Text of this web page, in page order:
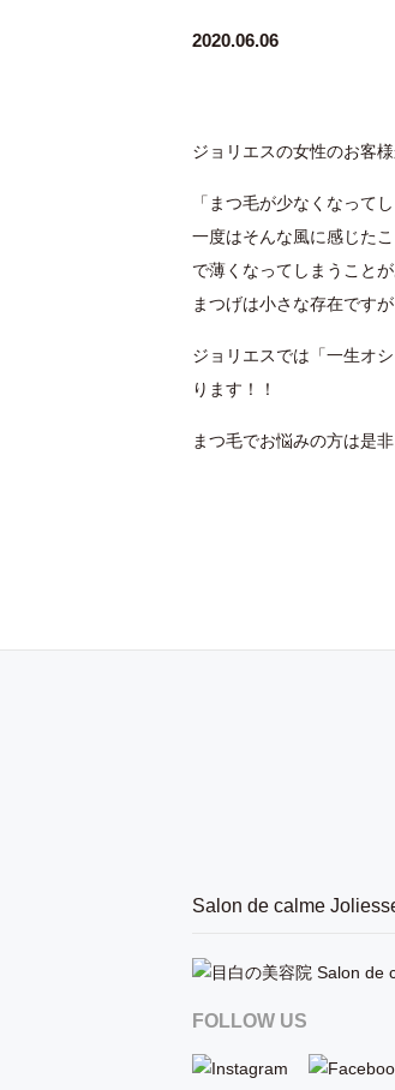
2020.06.06
ジョリエスの女性のお客
「まつ毛が少なくなって
一度はそんな風に感じた
で薄くなってしまうことが
まつげは小さな存在です
ジョリエスでは「一生オ
ります！！
まつ毛でお悩みの方は是
Salon de calme
FOLLOW US